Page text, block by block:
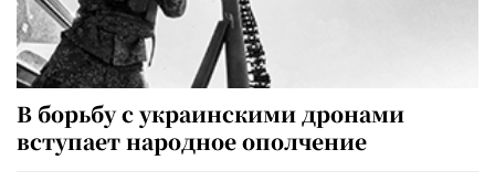
В борьбу с украинскими дронами
вступает народное ополчение